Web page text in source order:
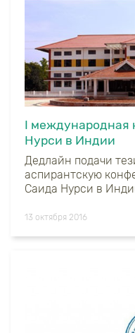
I международная
Нурси в Индии
Дедлайн подачи
аспирантскую
Саида Нурси в
13 октября 2016